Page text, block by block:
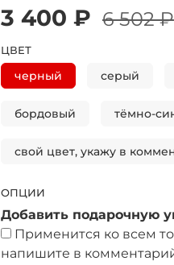
3 400 ₽ 6 502 ₽
ЦВЕТ
черный серый
бордовый тёмно-
свой цвет, укажу в
ОПЦИИ
Добавить подарочную
Применится ко всем
напишите в комментарий